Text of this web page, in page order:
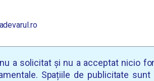
adevarul.ro
a solicitat și nu a acceptat nicio
Spațiile de publicitate sunt